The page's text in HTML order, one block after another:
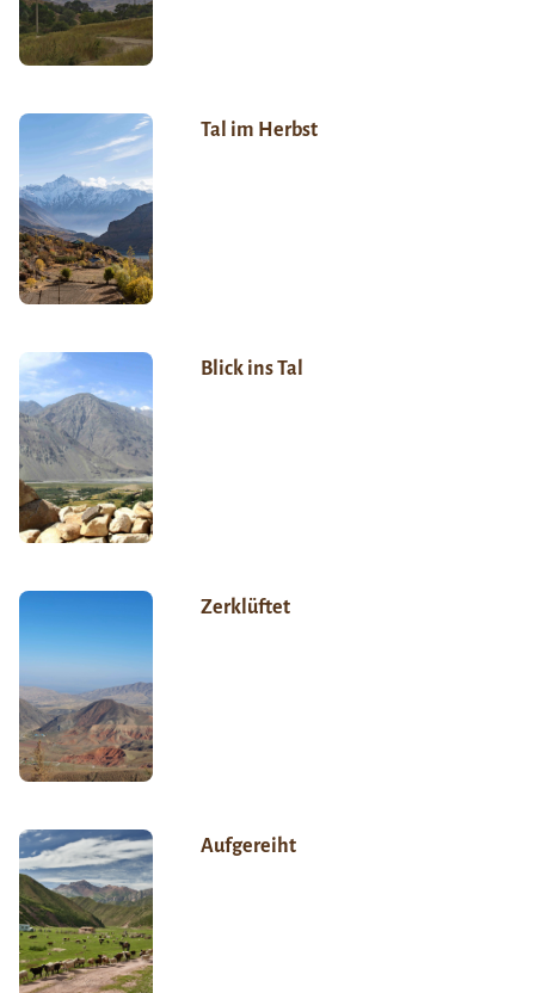
Tal im Herbst
Blick ins Tal
Zerklüftet
Aufgereiht